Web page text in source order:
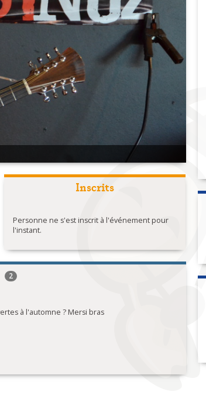
Inscrits
Personne ne s'est inscrit à l'événement pour
l'instant.
2
à l'automne ? Mersi bras